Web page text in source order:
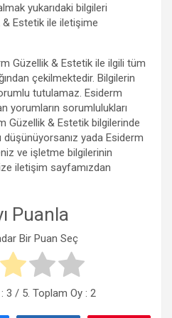
yukarıdaki bilgileri
Estetik ile iletişime
Güzellik & Estetik ile ilgili tüm
çekilmektedir. Bilgilerin
tutulamaz. Esiderm
yorumların sorumlulukları
Güzellik & Estetik bilgilerinde
yada Esiderm
ve işletme bilgilerinin
iletişim sayfamızdan
Puanla
Bir Puan Seç
3 / 5. Toplam Oy : 2